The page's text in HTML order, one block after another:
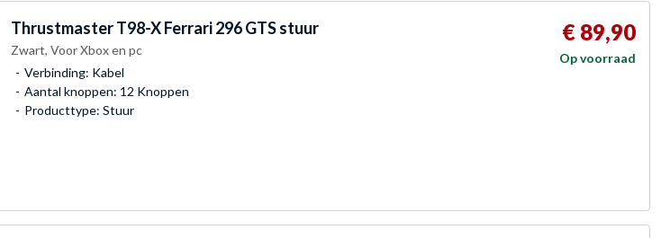
ThrustmasterT98-X Ferrari 296 GTS stuur
Zwart, Voor Xbox en pc
Verbinding: Kabel
Aantal knoppen: 12 Knoppen
Producttype: Stuur
€ 89,90
Op voorraad